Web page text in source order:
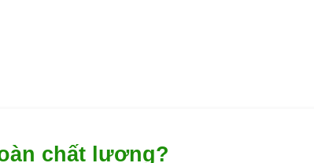
chất lượng?